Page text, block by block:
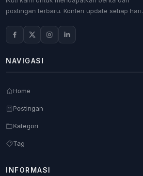
postingan terbaru. Konten update setiap hari.
NAVIGASI
Home
Postingan
Kategori
Tag
INFORMASI